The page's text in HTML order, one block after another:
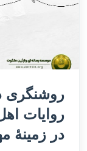
روشنگری
روایات
در زمینۀ